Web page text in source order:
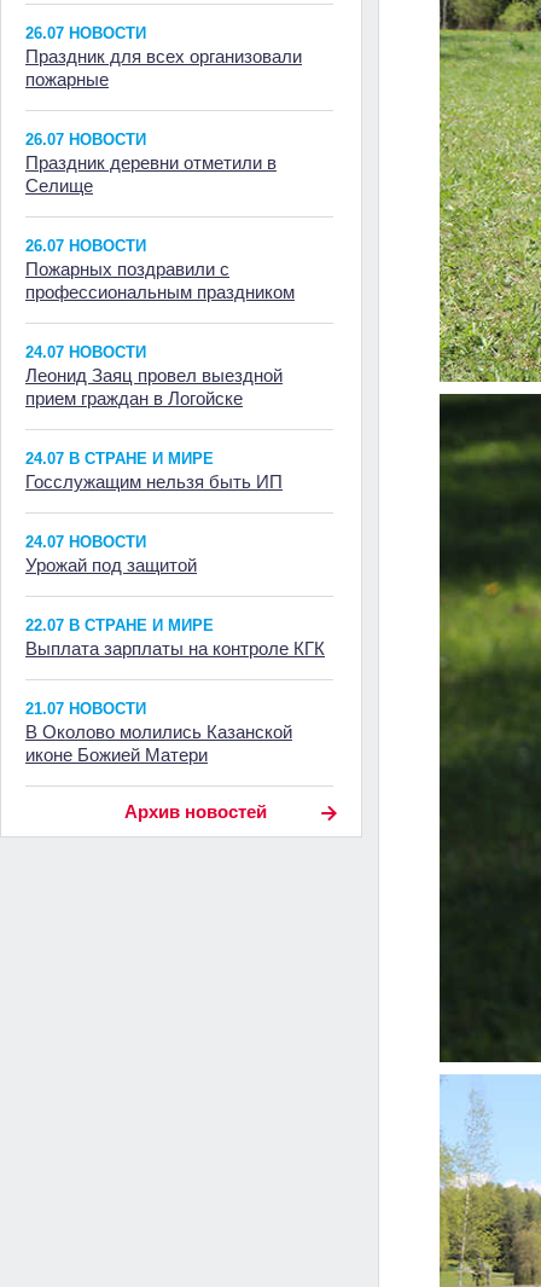
26.07 НОВОСТИ
Праздник для всех организовали
пожарные
26.07 НОВОСТИ
Праздник деревни отметили в
Селище
26.07 НОВОСТИ
Пожарных поздравили с
профессиональным праздником
24.07 НОВОСТИ
Леонид Заяц провел выездной
прием граждан в Логойске
24.07 В СТРАНЕ И МИРЕ
Госслужащим нельзя быть ИП
24.07 НОВОСТИ
Урожай под защитой
22.07 В СТРАНЕ И МИРЕ
Выплата зарплаты на контроле КГК
21.07 НОВОСТИ
В Околово молились Казанской
иконе Божией Матери
Архив новостей